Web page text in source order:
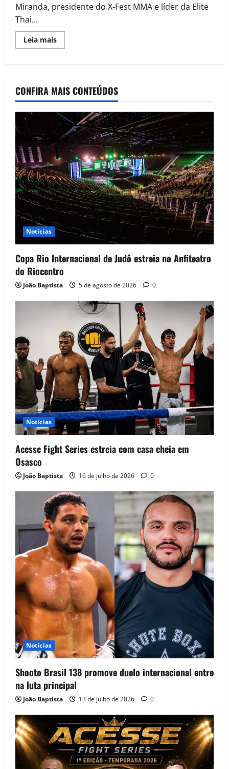
Miranda, presidente do X-Fest MMA e líder da Elite
Thai...
Leia mais
CONFIRA MAIS CONTEÚDOS
Notícias
Copa Rio Internacional de Judô estreia no Anfiteatro
do Riocentro
João Baptista 5 de agosto de 2026 0
Notícias
Acesse Fight Series estreia com casa cheia em
Osasco
João Baptista 16 de julho de 2026 0
Notícias
Shooto Brasil 138 promove duelo internacional entre
na luta principal
João Baptista 13 de julho de 2026 0